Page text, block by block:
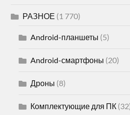
РАЗНОЕ (1 770)
Android-планшеты (5)
Android-смартфоны (20)
Дроны (8)
Комплектующие для ПК